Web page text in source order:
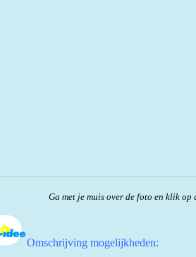
Ga met je muis over de foto en klik
Omschrijving mogelijkheden: